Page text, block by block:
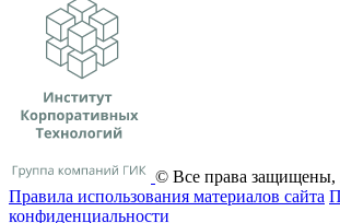
© Все права защищены,
Правила использования материалов сайта
конфиденциальности